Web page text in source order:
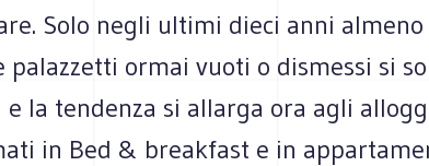
Solo negli ultimi dieci anni
palazzetti ormai vuoti o dismessi si
e la tendenza si allarga ora agli
in Bed & breakfast e in